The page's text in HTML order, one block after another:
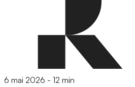
6 mai 2026 - 12 min